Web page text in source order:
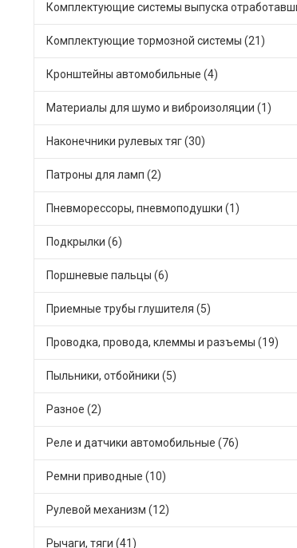
Комплектующие системы выпуска
Комплектующие тормозной системы (21)
Кронштейны автомобильные (4)
Материалы для шумо и виброизоляции (1)
Наконечники рулевых тяг (30)
Патроны для ламп (2)
Пневморессоры, пневмоподушки (1)
Подкрылки (6)
Поршневые пальцы (6)
Приемные трубы глушителя (5)
Проводка, провода, клеммы и разъемы (19)
Пыльники, отбойники (5)
Разное (2)
Реле и датчики автомобильные (76)
Ремни приводные (10)
Рулевой механизм (12)
Рычаги, тяги (41)